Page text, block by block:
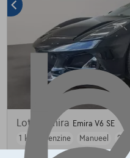
Lotus Emira Emira V6 SE
1 km
Benzine Manueel